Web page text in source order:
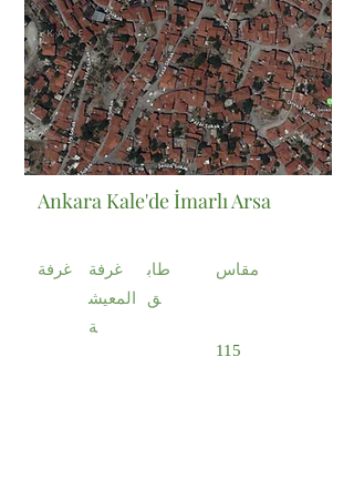
Ankara Kale'de İmarlı Arsa
غرفة
غرفة
المعيش
ة
طاب
ق
مقاس
115